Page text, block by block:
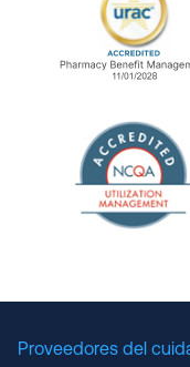
URAC
Proveedores del